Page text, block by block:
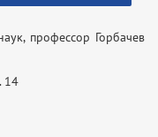
профессор Горбачев
14